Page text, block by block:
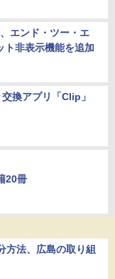
エンド・ツー・エ
ト非表示機能を追加
換アプリ「Clip」
20冊
方法、広島の取り組